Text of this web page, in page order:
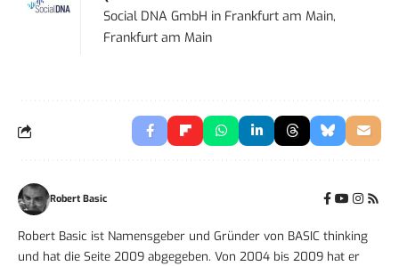
Social DNA GmbH in Frankfurt am Main,
Frankfurt am Main
Robert Basic
Robert Basic ist Namensgeber und Gründer von BASIC thinking
und hat die Seite 2009 abgegeben. Von 2004 bis 2009 hat er